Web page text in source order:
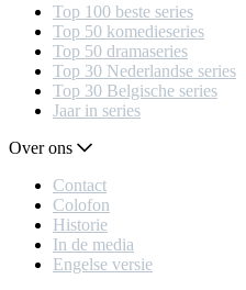
Top 100 beste series
Top 50 komedieseries
Top 50 dramaseries
Top 30 Nederlandse series
Top 30 Belgische series
Jaar in series
Over ons
Contact
Colofon
Historie
In de media
Engelse versie